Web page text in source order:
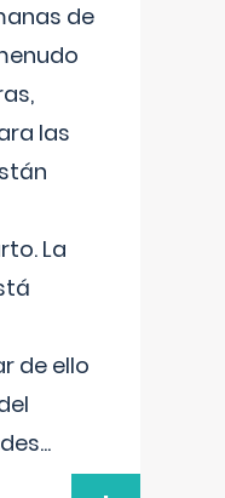
de
las
La
de ello
...